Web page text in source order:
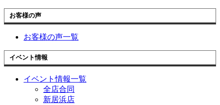
お客様の声
お客様の声一覧
イベント情報
イベント情報一覧
全店合同
新居浜店